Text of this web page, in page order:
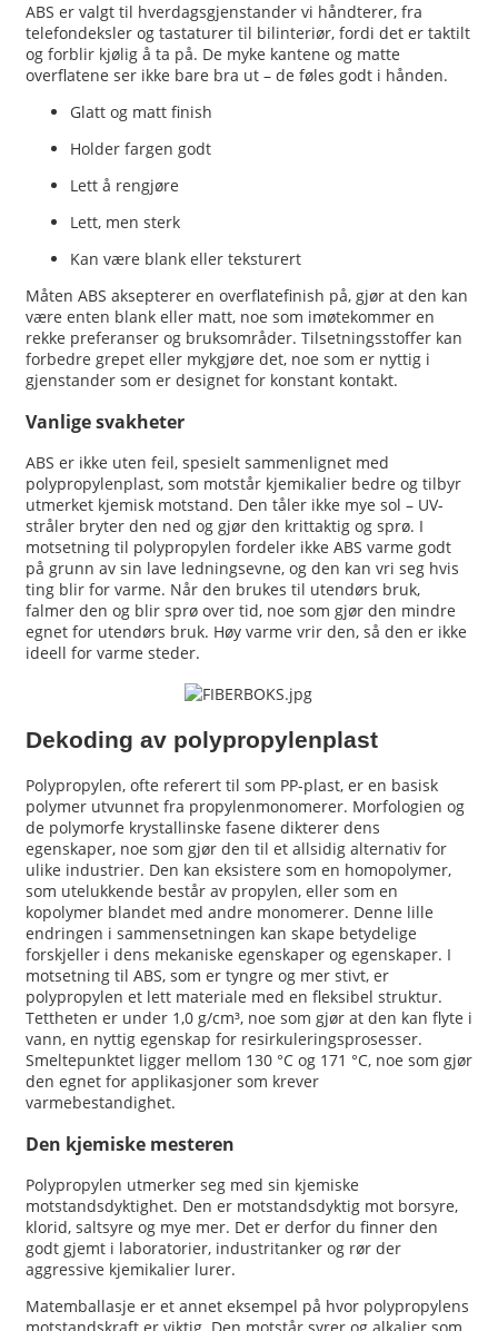
ABS er valgt til hverdagsgjenstander vi håndterer, fra
telefondeksler og tastaturer til bilinteriør, fordi det er taktilt
og forblir kjølig å ta på. De myke kantene og matte
overflatene ser ikke bare bra ut – de føles godt i hånden.
Glatt og matt finish
Holder fargen godt
Lett å rengjøre
Lett, men sterk
Kan være blank eller teksturert
Måten ABS aksepterer en overflatefinish på, gjør at den kan
være enten blank eller matt, noe som imøtekommer en
rekke preferanser og bruksområder. Tilsetningsstoffer kan
forbedre grepet eller mykgjøre det, noe som er nyttig i
gjenstander som er designet for konstant kontakt.
Vanlige svakheter
ABS er ikke uten feil, spesielt sammenlignet med
polypropylenplast, som motstår kjemikalier bedre og tilbyr
utmerket kjemisk motstand. Den tåler ikke mye sol – UV-
stråler bryter den ned og gjør den krittaktig og sprø. I
motsetning til polypropylen fordeler ikke ABS varme godt
på grunn av sin lave ledningsevne, og den kan vri seg hvis
ting blir for varme. Når den brukes til utendørs bruk,
falmer den og blir sprø over tid, noe som gjør den mindre
egnet for utendørs bruk. Høy varme vrir den, så den er ikke
ideell for varme steder.
Dekoding av polypropylenplast
Polypropylen, ofte referert til som PP-plast, er en basisk
polymer utvunnet fra propylenmonomerer. Morfologien og
de polymorfe krystallinske fasene dikterer dens
egenskaper, noe som gjør den til et allsidig alternativ for
ulike industrier. Den kan eksistere som en homopolymer,
som utelukkende består av propylen, eller som en
kopolymer blandet med andre monomerer. Denne lille
endringen i sammensetningen kan skape betydelige
forskjeller i dens mekaniske egenskaper og egenskaper. I
motsetning til ABS, som er tyngre og mer stivt, er
polypropylen et lett materiale med en fleksibel struktur.
Tettheten er under 1,0 g/cm³, noe som gjør at den kan flyte i
vann, en nyttig egenskap for resirkuleringsprosesser.
Smeltepunktet ligger mellom 130 °C og 171 °C, noe som gjør
den egnet for applikasjoner som krever
varmebestandighet.
Den kjemiske mesteren
Polypropylen utmerker seg med sin kjemiske
motstandsdyktighet. Den er motstandsdyktig mot borsyre,
klorid, saltsyre og mye mer. Det er derfor du finner den
godt gjemt i laboratorier, industritanker og rør der
aggressive kjemikalier lurer.
Matemballasje er et annet eksempel på hvor polypropylens